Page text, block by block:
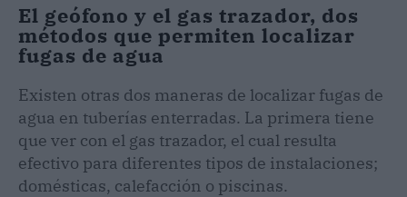
El geófono y el gas trazador, dos
métodos que permiten localizar
fugas de agua
Existen otras dos maneras de localizar fugas de
agua en tuberías enterradas. La primera tiene
que ver con el gas trazador, el cual resulta
efectivo para diferentes tipos de instalaciones;
domésticas, calefacción o piscinas.